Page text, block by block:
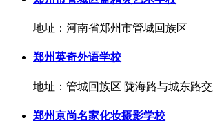
地址：河南省郑州市管城回族区
郑州英奇外语学校
地址：管城回族区 陇海路与城东路
郑州京尚名家化妆摄影学校